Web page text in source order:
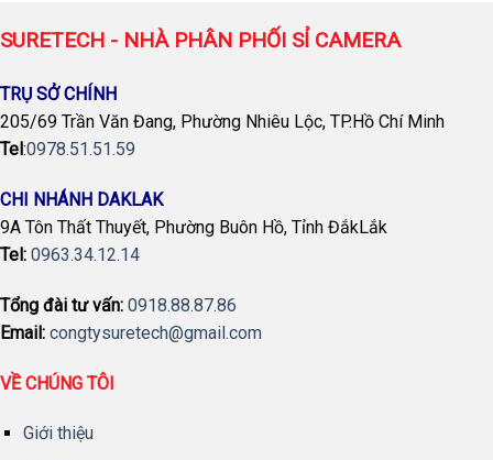
SURETECH - NHÀ PHÂN PHỐI SỈ CAMERA
TRỤ SỞ CHÍNH
205/69 Trần Văn Đang, Phường Nhiêu Lộc, TP.Hồ Chí Minh
Tel :0978.51.51.59
CHI NHÁNH DAKLAK
9A Tôn Thất Thuyết, Phường Buôn Hồ, Tỉnh ĐắkLắk
Tel: 0963.34.12.14
Tổng đài tư vấn: 0918.88.87.86
Email: congtysuretech@gmail.com
VỀ CHÚNG TÔI
Giới thiệu